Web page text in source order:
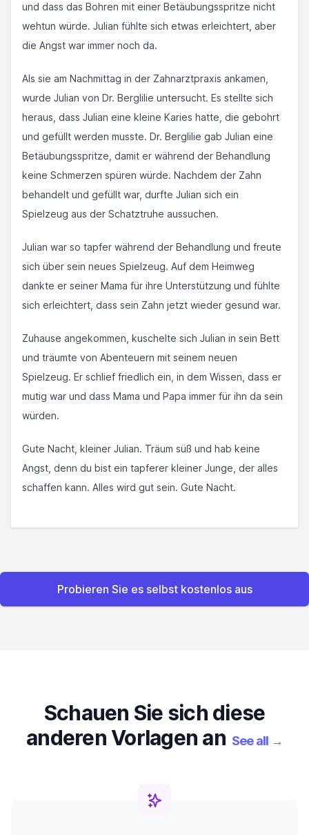
und dass das Bohren mit einer Betäubungsspritze nicht
wehtun würde. Julian fühlte sich etwas erleichtert, aber
die Angst war immer noch da.
Als sie am Nachmittag in der Zahnarztpraxis ankamen,
wurde Julian von Dr. Berglilie untersucht. Es stellte sich
heraus, dass Julian eine kleine Karies hatte, die gebohrt
und gefüllt werden musste. Dr. Berglilie gab Julian eine
Betäubungsspritze, damit er während der Behandlung
keine Schmerzen spüren würde. Nachdem der Zahn
behandelt und gefüllt war, durfte Julian sich ein
Spielzeug aus der Schatztruhe aussuchen.
Julian war so tapfer während der Behandlung und freute
sich über sein neues Spielzeug. Auf dem Heimweg
dankte er seiner Mama für ihre Unterstützung und fühlte
sich erleichtert, dass sein Zahn jetzt wieder gesund war.
Zuhause angekommen, kuschelte sich Julian in sein Bett
und träumte von Abenteuern mit seinem neuen
Spielzeug. Er schlief friedlich ein, in dem Wissen, dass er
mutig war und dass Mama und Papa immer für ihn da sein
würden.
Gute Nacht, kleiner Julian. Träum süß und hab keine
Angst, denn du bist ein tapferer kleiner Junge, der alles
schaffen kann. Alles wird gut sein. Gute Nacht.
Probieren Sie es selbst kostenlos aus
Schauen Sie sich diese
anderen Vorlagen an See all →